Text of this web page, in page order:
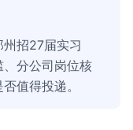
招27届实习
分公司岗位核
值得投递。